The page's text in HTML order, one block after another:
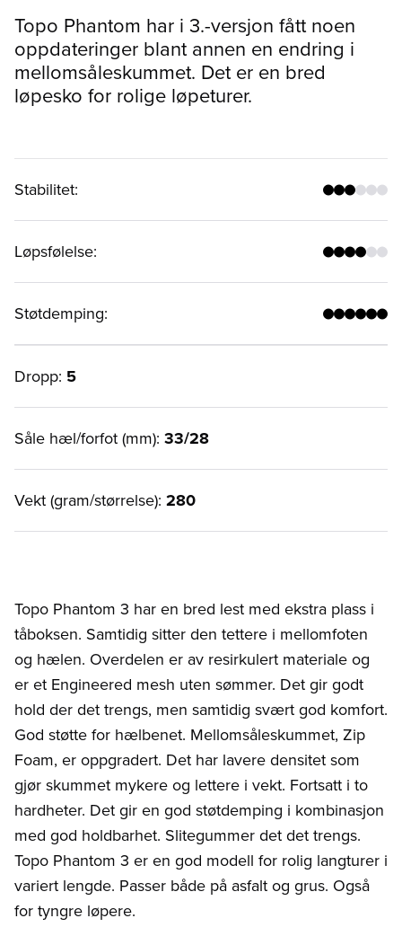
Topo Phantom har i 3.-versjon fått noen
oppdateringer blant annen en endring i
mellomsåleskummet. Det er en bred
løpesko for rolige løpeturer.
Stabilitet:
Løpsfølelse:
Støtdemping:
Dropp: 5
Såle hæl/forfot (mm): 33/28
Vekt (gram/størrelse): 280
Topo Phantom 3 har en bred lest med ekstra plass i
tåboksen. Samtidig sitter den tettere i mellomfoten
og hælen. Overdelen er av resirkulert materiale og
er et Engineered mesh uten sømmer. Det gir godt
hold der det trengs, men samtidig svært god komfort.
God støtte for hælbenet. Mellomsåleskummet, Zip
Foam, er oppgradert. Det har lavere densitet som
gjør skummet mykere og lettere i vekt. Fortsatt i to
hardheter. Det gir en god støtdemping i kombinasjon
med god holdbarhet. Slitegummer det det trengs.
Topo Phantom 3 er en god modell for rolig langturer i
variert lengde. Passer både på asfalt og grus. Også
for tyngre løpere.